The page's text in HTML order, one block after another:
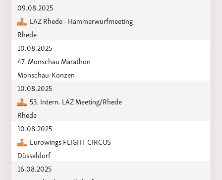
09.08.2025
LAZ Rhede - Hammerwurfmeeting
Rhede
10.08.2025
47. Monschau Marathon
Monschau-Konzen
10.08.2025
53. Intern. LAZ Meeting/Rhede
Rhede
10.08.2025
Eurowings FLIGHT CIRCUS
Düsseldorf
16.08.2025